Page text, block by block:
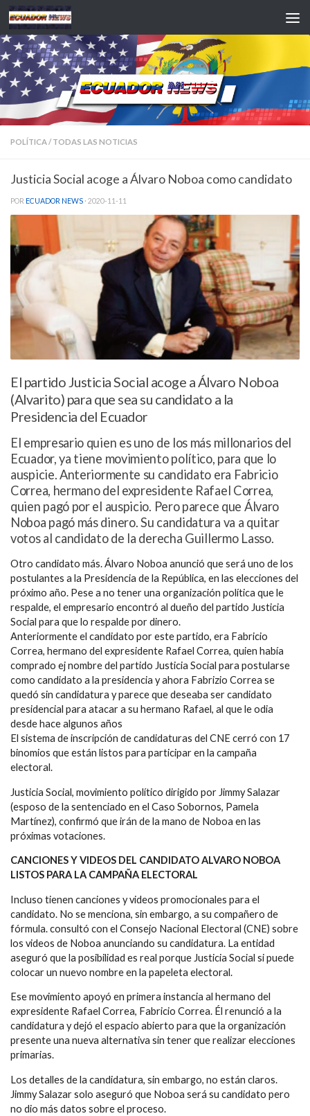
Saltar al contenido
POLÍTICA/ TODAS LAS NOTICIAS
Justicia Social acoge a Álvaro Noboa como candidato
POR ECUADOR NEWS · 2020-11-11
El partido Justicia Social acoge a Álvaro Noboa
(Alvarito) para que sea su candidato a la
Presidencia del Ecuador
El empresario quien es uno de los más millonarios del
Ecuador, ya tiene movimiento político, para que lo
auspicie. Anteriormente su candidato era Fabricio
Correa, hermano del expresidente Rafael Correa,
quien pagó por el auspicio. Pero parece que Álvaro
Noboa pagó más dinero. Su candidatura va a quitar
votos al candidato de la derecha Guillermo Lasso.
Otro candidato más. Álvaro Noboa anunció que será uno de los
postulantes a la Presidencia de la República, en las elecciones del
próximo año. Pese a no tener una organización política que le
respalde, el empresario encontró al dueño del partido Justicia
Social para que lo respalde por dinero.
Anteriormente el candidato por este partido, era Fabricio
Correa, hermano del expresidente Rafael Correa, quien había
comprado ej nombre del partido Justicia Social para postularse
como candidato a la presidencia y ahora Fabrizio Correa se
quedó sin candidatura y parece que deseaba ser candidato
presidencial para atacar a su hermano Rafael, al que le odia
desde hace algunos años
El sistema de inscripción de candidaturas del CNE cerró con 17
binomios que están listos para participar en la campaña
electoral.
Justicia Social, movimiento político dirigido por Jimmy Salazar
(esposo de la sentenciado en el Caso Sobornos, Pamela
Martínez), confirmó que irán de la mano de Noboa en las
próximas votaciones.
CANCIONES Y VIDEOS DEL CANDIDATO ALVARO NOBOA
LISTOS PARA LA CAMPAÑA ELECTORAL
Incluso tienen canciones y videos promocionales para el
candidato. No se menciona, sin embargo, a su compañero de
fórmula. consultó con el Consejo Nacional Electoral (CNE) sobre
los videos de Noboa anunciando su candidatura. La entidad
aseguró que la posibilidad es real porque Justicia Social si puede
colocar un nuevo nombre en la papeleta electoral.
Ese movimiento apoyó en primera instancia al hermano del
expresidente Rafael Correa, Fabricio Correa. Él renunció a la
candidatura y dejó el espacio abierto para que la organización
presente una nueva alternativa sin tener que realizar elecciones
primarias.
Los detalles de la candidatura, sin embargo, no están claros.
Jimmy Salazar solo aseguró que Noboa será su candidato pero
no dio más datos sobre el proceso.